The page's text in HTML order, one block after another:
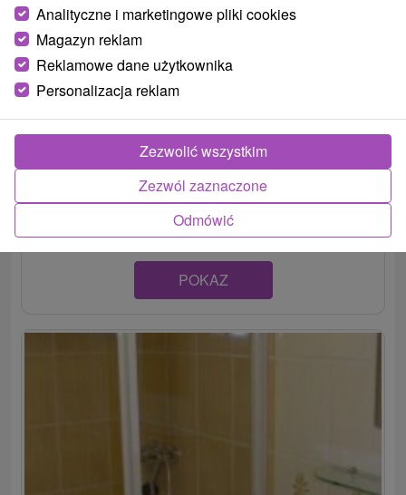
Apartmán Stráne Martin
Útulný apartmán, ktorý sa nachádza v prízemí rodinného
domu, v meste Martin, ponúka...
POKAZ
Analityczne i marketingowe pliki cookies
Magazyn reklam
Reklamowe dane użytkownika
Personalizacja reklam
Odmówić
Zezwól zaznaczone
Zezwolić wszystkim